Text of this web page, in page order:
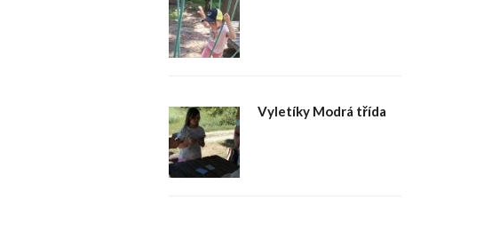
Vyletíky Modrá třída